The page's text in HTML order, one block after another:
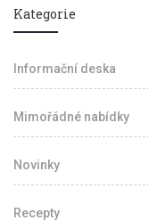
Kategorie
Informační deska
Mimořádné nabídky
Novinky
Recepty